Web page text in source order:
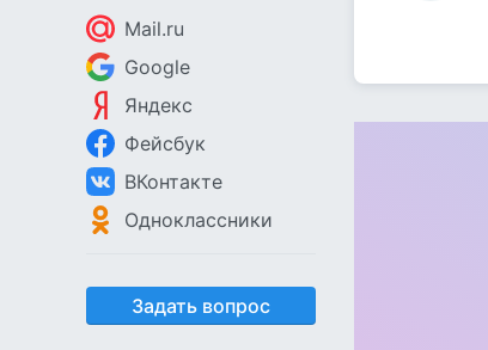
Mail.ru
Google
Яндекс
Фейсбук
ВКонтакте
Одноклассники
Задать вопрос